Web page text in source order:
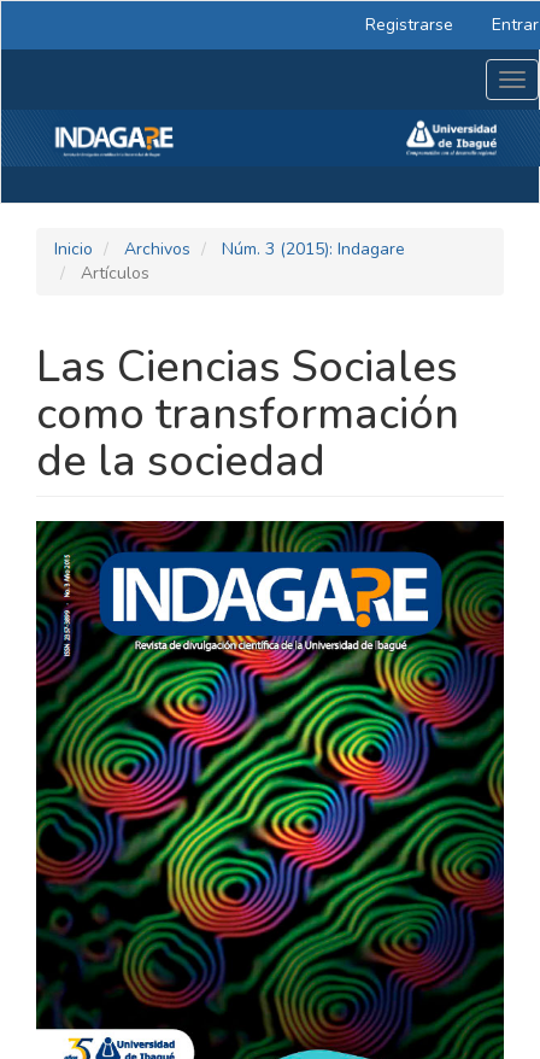
lateral
Registrarse Entrar
Inicio Archivos
Núm. 3 (2015): Indagare
Artículos
Las Ciencias Sociales
como transformación
de la sociedad
BARRA
LATERAL
DEL
ARTÍCULO